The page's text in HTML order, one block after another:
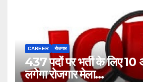
CAREER रोजगार
437 पदों पर भर्ती के लिए
लगेगा रोजगार मेला…